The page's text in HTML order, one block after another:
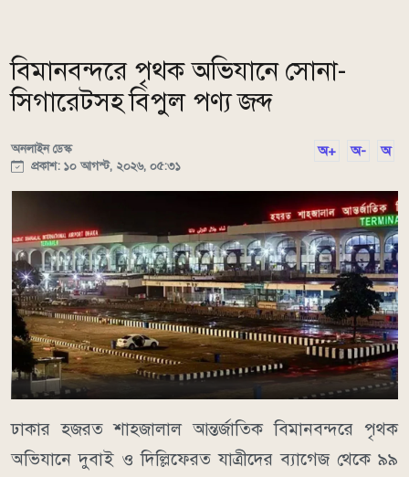
বিমানবন্দরে পৃথক অভিযানে সোনা-
সিগারেটসহ বিপুল পণ্য জব্দ
অনলাইন ডেস্ক
প্রকাশ: ১০ আগস্ট, ২০২৬, ০৫:৩১
অ+ অ- অ
ঢাকার হজরত শাহজালাল আন্তর্জাতিক বিমানবন্দরে পৃথক
অভিযানে দুবাই ও দিল্লিফেরত যাত্রীদের ব্যাগেজ থেকে ৯৯